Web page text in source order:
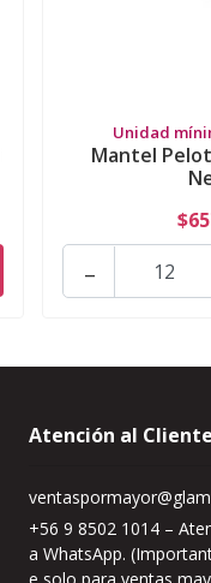
Unidad
Mantel
-
Atención al Cliente
+56 9 8502 1014 –
a WhatsApp.